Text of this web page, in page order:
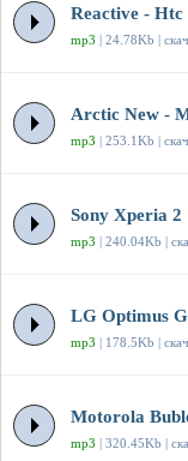
Reactive - Htc
mp3 | 24.78Kb |
Arctic New -
mp3 | 253.1Kb |
Sony Xperia 2
mp3 | 240.04Kb |
LG Optimus
mp3 | 178.5Kb |
Motorola
mp3 | 320.45Kb |